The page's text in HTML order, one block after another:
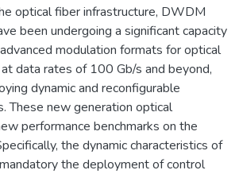
optical fiber infrastructure, DWDM
been undergoing a significant capacity
modulation formats for optical
data rates of 100 Gb/s and beyond,
dynamic and reconfigurable
These new generation optical
performance benchmarks on the
the dynamic characteristics of
the deployment of control